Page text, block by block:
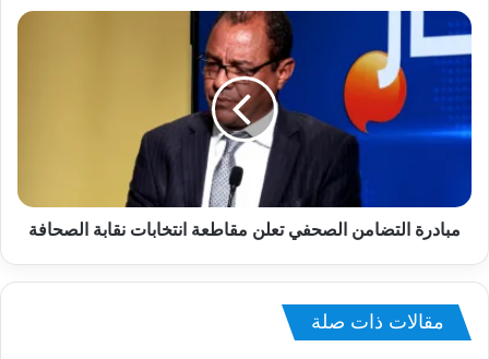
مبادرة التضامن الصحفي تعلن مقاطعة انتخابات نقابة الصحافة
مقالات ذات صلة